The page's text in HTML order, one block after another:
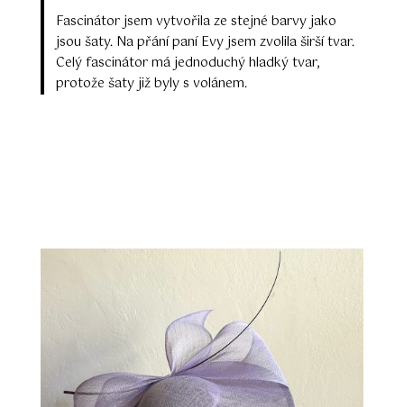
Fascinátor jsem vytvořila ze stejné barvy jako
jsou šaty. Na přání paní Evy jsem zvolila širší tvar.
Celý fascinátor má jednoduchý hladký tvar,
protože šaty již byly s volánem.